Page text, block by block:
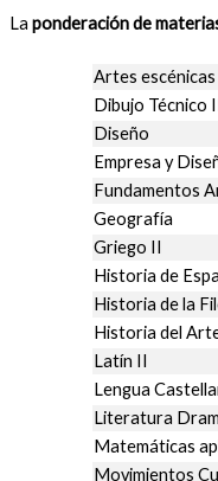
La ponderación de
Artes escénicas
Dibujo Técnico
Diseño
Empresa y
Fundamentos
Geografía
Griego II
Historia de
Historia de la
Historia del
Latín II
Lengua
Literatura
Matemáticas
Movimientos